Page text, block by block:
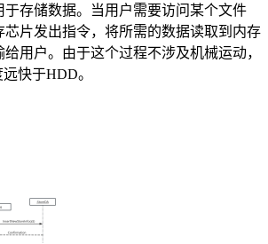
于存储数据。当用户需要访问某个文件
芯片发出指令，将所需的数据读取到内存
用户。由于这个过程不涉及机械运动，
快于HDD。